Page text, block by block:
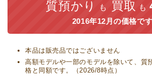
質預かり も 買取 も
2016年12月の価格です
本品は販売品ではございません
高額モデルや一部のモデルを除いて、質
格と同額です。（2026/8時点）